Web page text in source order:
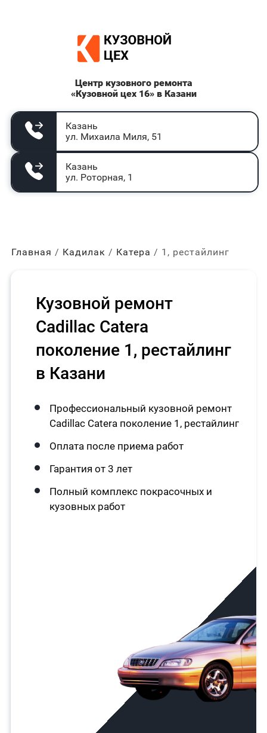
Центр кузовного ремонта
«Кузовной цех 16» в Казани
Казань
ул. Михаила Миля, 51
Казань
ул. Роторная, 1
Главная Кадилак Катера 1, рестайлинг
Кузовной ремонт
Cadillac Catera
поколение 1, рестайлинг
в Казани
Профессиональный кузовной ремонт
Cadillac Catera поколение 1, рестайлинг
Оплата после приема работ
Гарантия от 3 лет
Полный комплекс покрасочных и
кузовных работ